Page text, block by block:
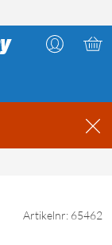
Artikelnr: 65462